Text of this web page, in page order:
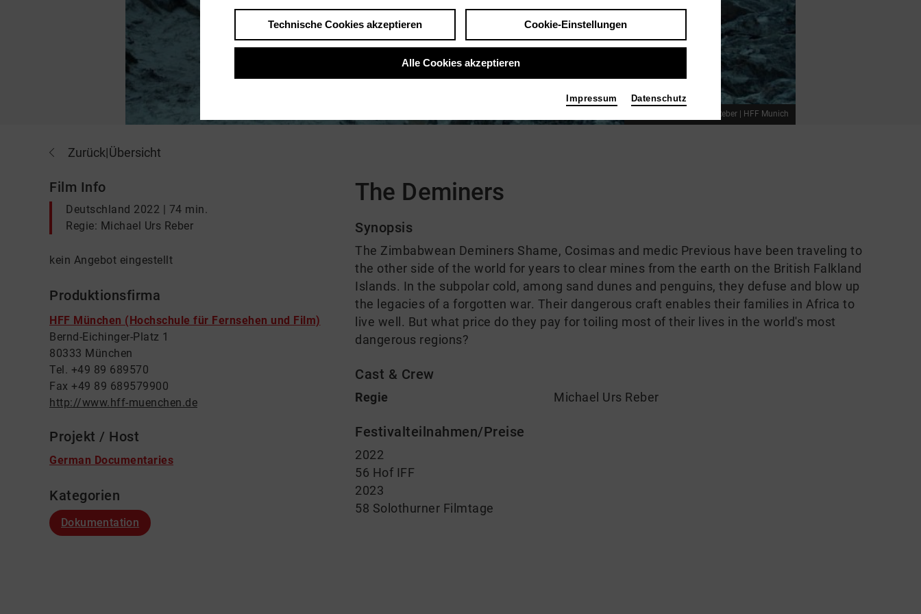
Foto 2022 Michael Urs Reber | HFF Munich
Zurück|Übersicht
Film Info
Deutschland 2022 | 74 min.
Regie: Michael Urs Reber
kein Angebot eingestellt
Produktionsfirma
HFF München (Hochschule für Fernsehen und Film)
Bernd-Eichinger-Platz 1
80333 München
Tel. +49 89 689570
Fax +49 89 689579900
http://www.hff-muenchen.de
Projekt / Host
German Documentaries
Kategorien
Dokumentation
The Deminers
Synopsis
The Zimbabwean Deminers Shame, Cosimas and medic Previous have been traveling to
the other side of the world for years to clear mines from the earth on the British Falkland
Islands. In the subpolar cold, among sand dunes and penguins, they defuse and blow up
the legacies of a forgotten war. Their dangerous craft enables their families in Africa to
live well. But what price do they pay for toiling most of their lives in the world's most
dangerous regions?
Cast & Crew
Regie Michael Urs Reber
Festivalteilnahmen/Preise
2022
56 Hof IFF
2023
58 Solothurner Filmtage
Technische Cookies akzeptieren Cookie-Einstellungen
Alle Cookies akzeptieren
Impressum Datenschutz